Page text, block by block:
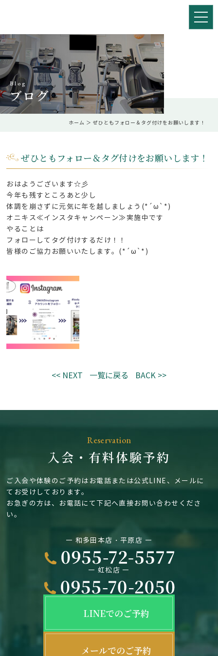
Blog
ブログ
ホーム ＞ ぜひともフォロー＆タグ付けをお願いします！
ぜひともフォロー＆タグ付けをお願いします！
おはようございます☆彡
今年も残すところあと少し
体調を崩さずに元気に年を越しましょう(*´ω`*)
オニキス≪インスタキャンペーン≫実施中です
やることは
フォローしてタグ付けするだけ！！
皆様のご協力お願いいたします。(*´ω`*)
<< NEXT 一覧に戻る BACK >>
Reservation
入会・有料体験予約
ご入会や体験のご予約はお電話または公式LINE、メールに
てお受けしております。
お急ぎの方は、お電話にて下記へ直接お問い合わせくださ
い。
― 和多田本店・平原店 ―
― 虹松店 ―
LINEでのご予約
メールでのご予約